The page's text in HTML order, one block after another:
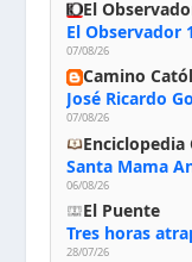
El
El Observador
07/08/26
Camino
07/08/26
Enciclopedia
06/08/26
El Puente
Tres horas
28/07/26